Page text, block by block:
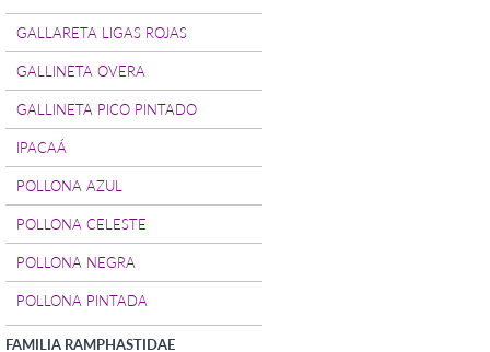
GALLARETA LIGAS ROJAS
GALLINETA OVERA
GALLINETA PICO PINTADO
IPACAÁ
POLLONA AZUL
POLLONA CELESTE
POLLONA NEGRA
POLLONA PINTADA
FAMILIA RAMPHASTIDAE